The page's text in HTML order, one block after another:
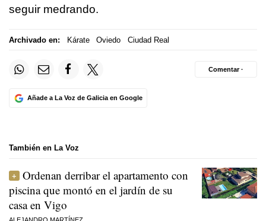
seguir medrando.
Archivado en: Kárate Oviedo Ciudad Real
Añade a La Voz de Galicia en Google
Comentar ·
También en La Voz
Ordenan derribar el apartamento con
piscina que montó en el jardín de su
casa en Vigo